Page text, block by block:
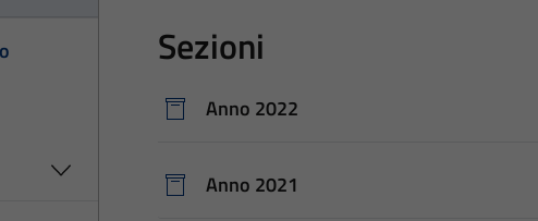
Sezioni
Anno 2022
Anno 2021